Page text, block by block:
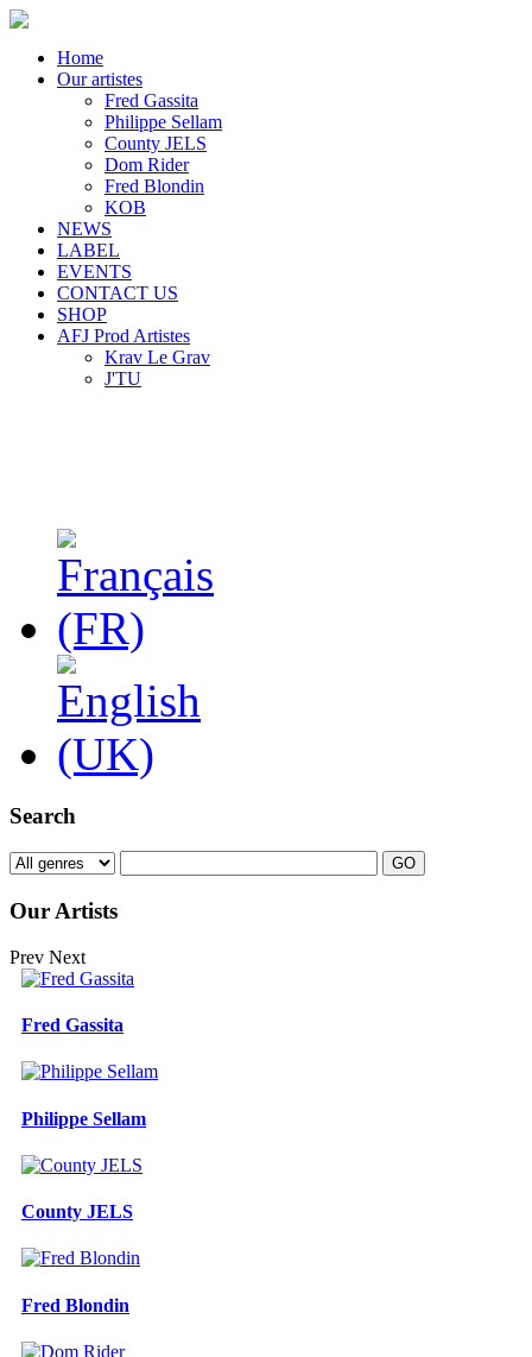
Home
Our artistes
Fred Gassita
Philippe Sellam
County JELS
Dom Rider
Fred Blondin
KOB
NEWS
LABEL
EVENTS
CONTACT US
SHOP
AFJ Prod Artistes
Krav Le Grav
J'TU
Search
Our Artists
Prev Next
Fred Gassita
Philippe Sellam
County JELS
Fred Blondin